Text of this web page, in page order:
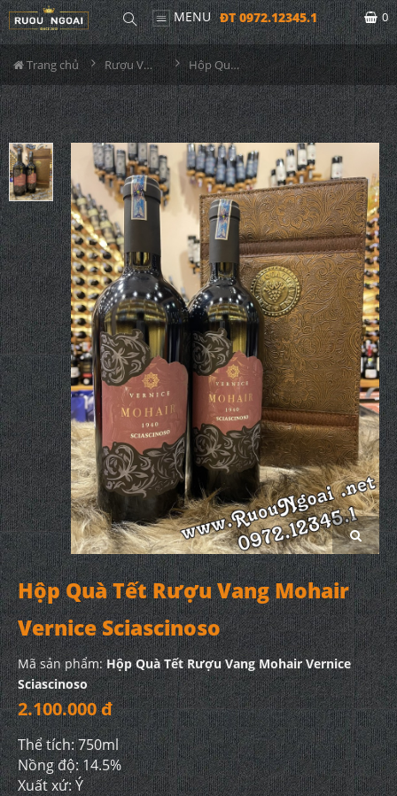
MENU ĐT 0972.12345.1 0
Trang chủ Rượu Vang Hộp Quà Hộp Quà Tết Rượu Vang Mohair Vernice Sciascinoso
Hộp Quà Tết Rượu Vang Mohair
Vernice Sciascinoso
Mã sản phẩm:Hộp Quà Tết Rượu Vang Mohair Vernice
Sciascinoso
2.100.000 đ
Thể tích: 750ml
Nồng độ: 14.5%
Xuất xứ: Ý